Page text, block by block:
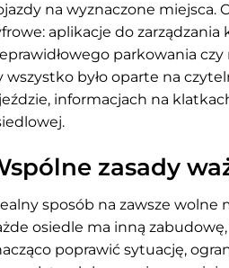
na wyznaczone miejsca.
aplikacje do
parkowania
wszystko było oparte na
informacjach na
zasady
sposób na zawsze
osiedle ma inną
poprawić sytuację,